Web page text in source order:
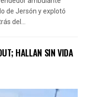
de Jersón y explotó
del...
HALLAN SIN VIDA